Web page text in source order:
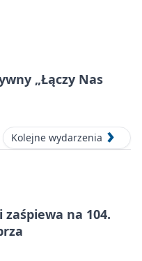
„Łączy Nas
Kolejne wydarzenia
na 104.